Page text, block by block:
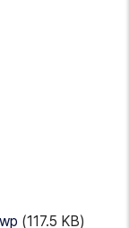
(117.5 KB)